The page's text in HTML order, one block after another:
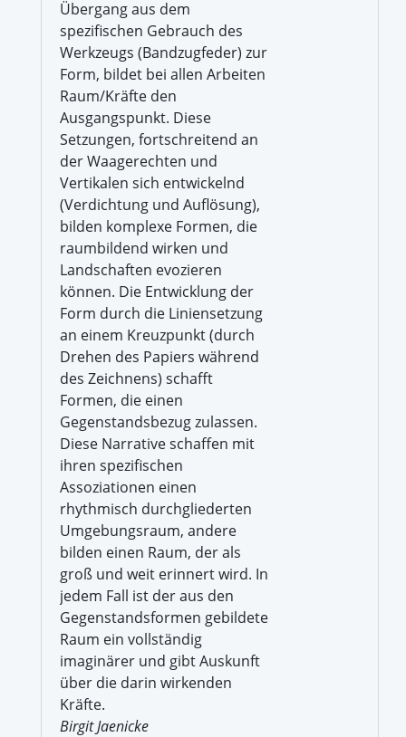
Übergang aus dem
spezifischen Gebrauch des
Werkzeugs (Bandzugfeder) zur
Form, bildet bei allen Arbeiten
Raum/Kräfte den
Ausgangspunkt. Diese
Setzungen, fortschreitend an
der Waagerechten und
Vertikalen sich entwickelnd
(Verdichtung und Auflösung),
bilden komplexe Formen, die
raumbildend wirken und
Landschaften evozieren
können. Die Entwicklung der
Form durch die Liniensetzung
an einem Kreuzpunkt (durch
Drehen des Papiers während
des Zeichnens) schafft
Formen, die einen
Gegenstandsbezug zulassen.
Diese Narrative schaffen mit
ihren spezifischen
Assoziationen einen
rhythmisch durchgliederten
Umgebungsraum, andere
bilden einen Raum, der als
groß und weit erinnert wird. In
jedem Fall ist der aus den
Gegenstandsformen gebildete
Raum ein vollständig
imaginärer und gibt Auskunft
über die darin wirkenden
Kräfte.
Birgit Jaenicke